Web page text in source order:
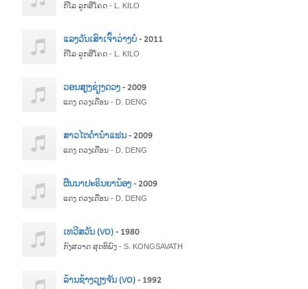
ກິໂລ ລູກສີໂຄດ - L. KILO
ແລງວັນເສົາເຈົ້າວ່າງບໍ- 2011
ກິໂລ ລູກສີໂຄດ - L. KILO
ວອນສຽງຊ່ຽງດວງ- 2009
ແດງ ດວງເດືອນ - D. DENG
ສາວໄຕດຳນຳແຟນ- 2009
ແດງ ດວງເດືອນ - D. DENG
ຜືນນາປະຣິນຍານ້ອງ- 2009
ແດງ ດວງເດືອນ - D. DENG
ເທວີສວັນ (VO)- 1980
ກົງສວາດ ສຸດທິພົງ - S. KONGSAVATH
ລ້ານຊ້າງວຽງຈັນ (VO)- 1992